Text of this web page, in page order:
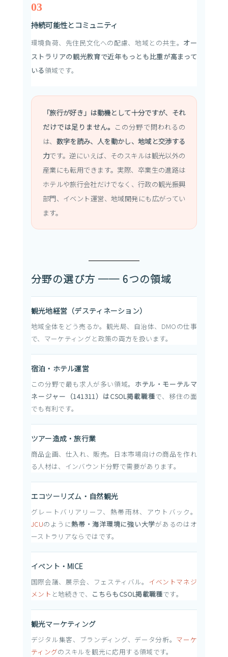
03
持続可能性とコミュニティ
環境負荷、先住民文化への配慮、地域との共生。 オー
ストラリアの観光教育で近年もっとも比重が高まって
いる領域です。
「旅行が好き」は動機として十分ですが、それ
だけでは足りません。 この分野で問われるの
は、 数字を読み、人を動かし、地域と交渉する
力です。逆にいえば、そのスキルは観光以外の
産業にも転用できます。実際、卒業生の進路は
ホテルや旅行会社だけでなく、行政の観光振興
部門、イベント運営、地域開発にも広がってい
ます。
分野の選び方 ── 6つの領域
観光地経営（デスティネーション）
地域全体をどう売るか。観光局、自治体、DMOの仕事
で、マーケティングと政策の両方を扱います。
宿泊・ホテル運営
この分野で最も求人が多い領域。 ホテル・モーテルマ
ネージャー（141311）はCSOL掲載職種で、移住の面
でも有利です。
ツアー造成・旅行業
商品企画、仕入れ、販売。日本市場向けの商品を作れ
る人材は、インバウンド分野で需要があります。
エコツーリズム・自然観光
グレートバリアリーフ、熱帯雨林、アウトバック。
JCUのように熱帯・海洋環境に強い大学があるのはオ
ーストラリアならではです。
イベント・MICE
国際会議、展示会、フェスティバル。
イベントマネジ
メント と地続きで、 こちらもCSOL掲載職種です。
観光マーケティング
デジタル集客、ブランディング、データ分析。 マーケ
ティングのスキルを観光に応用する領域です。